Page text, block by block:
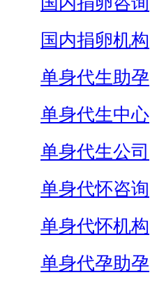
国内捐卵机构
单身代生助孕
单身代生中心
单身代生公司
单身代怀咨询
单身代怀机构
单身代孕助孕